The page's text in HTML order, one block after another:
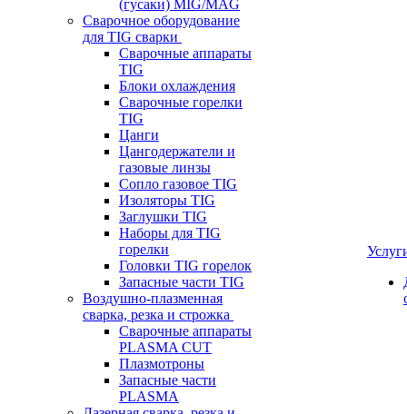
(гусаки) MIG/MAG
Сварочное оборудование
для TIG сварки
Сварочные аппараты
TIG
Блоки охлаждения
Сварочные горелки
TIG
Цанги
Цангодержатели и
газовые линзы
Сопло газовое TIG
Изоляторы TIG
Заглушки TIG
Наборы для TIG
горелки
Головки TIG горелок
Запасные части TIG
Воздушно-плазменная
сварка, резка и строжка
Сварочные аппараты
PLASMA CUT
Плазмотроны
Запасные части
PLASMA